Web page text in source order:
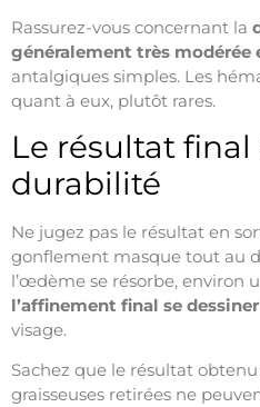
Rassurez-vous concernant la
généralement très modérée
antalgiques simples. Les
quant à eux, plutôt rares.
Le résultat
durabilité
Ne jugez pas le résultat en
gonflement masque tout au
l’œdème se résorbe, environ
l’affinement final se
visage.
Sachez que le résultat
graisseuses retirées ne